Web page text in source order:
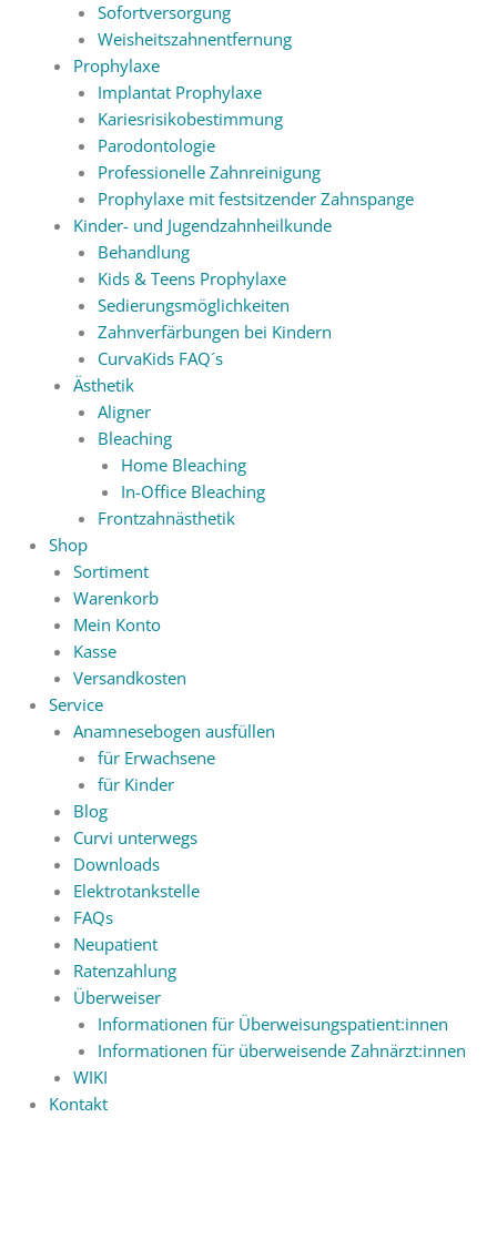
Sofortversorgung
Weisheitszahnentfernung
Prophylaxe
Implantat Prophylaxe
Kariesrisikobestimmung
Parodontologie
Professionelle Zahnreinigung
Prophylaxe mit festsitzender Zahnspange
Kinder- und Jugendzahnheilkunde
Behandlung
Kids & Teens Prophylaxe
Sedierungsmöglichkeiten
Zahnverfärbungen bei Kindern
CurvaKids FAQ´s
Ästhetik
Aligner
Bleaching
Home Bleaching
In-Office Bleaching
Frontzahnästhetik
Shop
Sortiment
Warenkorb
Mein Konto
Kasse
Versandkosten
Service
Anamnesebogen ausfüllen
für Erwachsene
für Kinder
Blog
Curvi unterwegs
Downloads
Elektrotankstelle
FAQs
Neupatient
Ratenzahlung
Überweiser
Informationen für Überweisungspatient:innen
Informationen für überweisende Zahnärzt:innen
WIKI
Kontakt